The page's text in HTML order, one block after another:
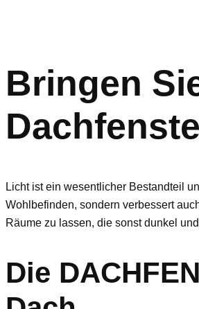
Bringen
Licht ist ein wesentlicher Bestandteil
Wohlbefinden, sondern verbessert
Räume zu lassen, die sonst dunkel
Die